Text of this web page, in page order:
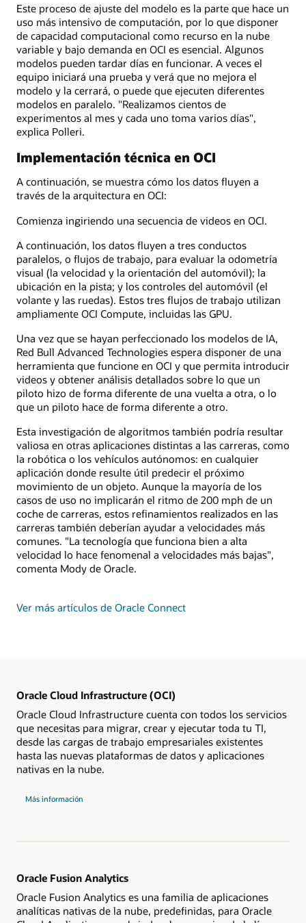
Este proceso de ajuste del modelo es la parte que hace un
uso más intensivo de computación, por lo que disponer
de capacidad computacional como recurso en la nube
variable y bajo demanda en OCI es esencial. Algunos
modelos pueden tardar días en funcionar. A veces el
equipo iniciará una prueba y verá que no mejora el
modelo y la cerrará, o puede que ejecuten diferentes
modelos en paralelo. "Realizamos cientos de
experimentos al mes y cada uno toma varios días",
explica Polleri.
Implementación técnica en OCI
A continuación, se muestra cómo los datos fluyen a
través de la arquitectura en OCI:
Comienza ingiriendo una secuencia de videos en OCI.
A continuación, los datos fluyen a tres conductos
paralelos, o flujos de trabajo, para evaluar la odometría
visual (la velocidad y la orientación del automóvil); la
ubicación en la pista; y los controles del automóvil (el
volante y las ruedas). Estos tres flujos de trabajo utilizan
ampliamente OCI Compute, incluidas las GPU.
Una vez que se hayan perfeccionado los modelos de IA,
Red Bull Advanced Technologies espera disponer de una
herramienta que funcione en OCI y que permita introducir
videos y obtener análisis detallados sobre lo que un
piloto hizo de forma diferente de una vuelta a otra, o lo
que un piloto hace de forma diferente a otro.
Esta investigación de algoritmos también podría resultar
valiosa en otras aplicaciones distintas a las carreras, como
la robótica o los vehículos autónomos: en cualquier
aplicación donde resulte útil predecir el próximo
movimiento de un objeto. Aunque la mayoría de los
casos de uso no implicarán el ritmo de 200 mph de un
coche de carreras, estos refinamientos realizados en las
carreras también deberían ayudar a velocidades más
comunes. "La tecnología que funciona bien a alta
velocidad lo hace fenomenal a velocidades más bajas",
comenta Mody de Oracle.
Ver más artículos de Oracle Connect
Oracle Cloud Infrastructure (OCI)
Oracle Cloud Infrastructure cuenta con todos los servicios
que necesitas para migrar, crear y ejecutar toda tu TI,
desde las cargas de trabajo empresariales existentes
hasta las nuevas plataformas de datos y aplicaciones
nativas en la nube.
Más información
Oracle Fusion Analytics
Oracle Fusion Analytics es una familia de aplicaciones
analíticas nativas de la nube, predefinidas, para Oracle